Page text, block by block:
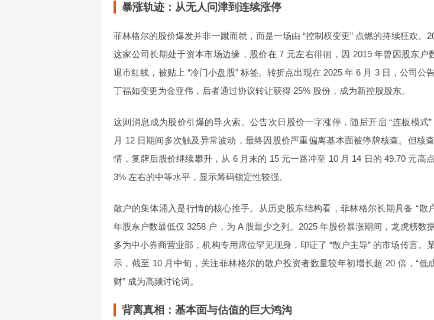
暴涨轨迹：从无人问津到连续涨停
菲林格尔的股价爆发并非一蹴而就，而是一场由 “控制权变更” 点燃的持续狂欢。
这家公司长期处于资本市场边缘，股价在 7 元左右徘徊，因 2019 年曾因股东户
退市红线，被贴上 “冷门小盘股” 标签。转折点出现在 2025 年 6 月 3 日，公司公
丁福如变更为金亚伟，后者通过协议转让获得 25% 股份，成为新控股股东。
这则消息成为股价引爆的导火索。公告次日股价一字涨停，随后开启 “连板模式
月 12 日期间多次触及异常波动，最终因股价严重偏离基本面被停牌核查。但核
情，复牌后股价继续攀升，从 6 月末的 15 元一路冲至 10 月 14 日的 49.70 元高
3% 左右的中等水平，显示筹码锁定性较强。
散户的集体涌入是行情的核心推手。从历史股东结构看，菲林格尔长期具备 “散
年股东户数最低仅 3258 户，为 A 股最少之列。2025 年股价暴涨期间，龙虎榜数
多为中小券商营业部，机构专用席位罕见现身，印证了 “散户主导” 的市场传言。
示，截至 10 月中旬，关注菲林格尔的散户投资者数量较年初增长超 20 倍，“低
财” 成为高频讨论词。
背离真相：基本面与估值的巨大鸿沟